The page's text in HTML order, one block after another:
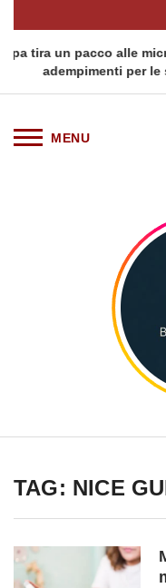
nuovi costi e
spedizioni ...
TAG: NICE